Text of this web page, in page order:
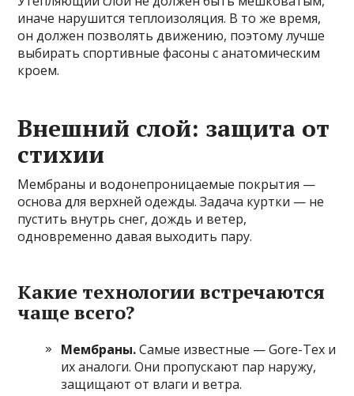
иначе нарушится теплоизоляция. В то же время,
он должен позволять движению, поэтому лучше
выбирать спортивные фасоны с анатомическим
кроем.
Внешний слой: защита от
стихии
Мембраны и водонепроницаемые покрытия —
основа для верхней одежды. Задача куртки — не
пустить внутрь снег, дождь и ветер,
одновременно давая выходить пару.
Какие технологии встречаются
чаще всего?
Мембраны.Самые известные — Gore-Tex и
их аналоги. Они пропускают пар наружу,
защищают от влаги и ветра.